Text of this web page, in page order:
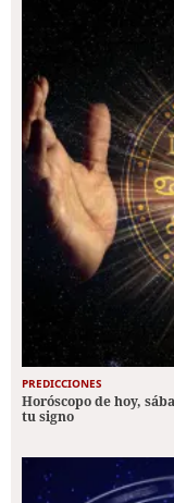
PREDICCIONES
Horóscopo de hoy,
tu signo